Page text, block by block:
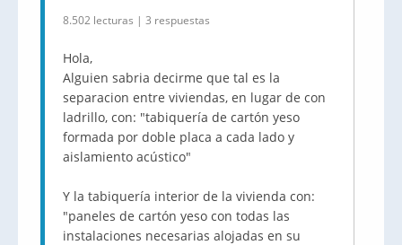
8.502 lecturas | 3 respuestas
Hola,
Alguien sabria decirme que tal es la
separacion entre viviendas, en lugar de con
ladrillo, con: "tabiquería de cartón yeso
formada por doble placa a cada lado y
aislamiento acústico"
Y la tabiquería interior de la vivienda con:
"paneles de cartón yeso con todas las
instalaciones necesarias alojadas en su